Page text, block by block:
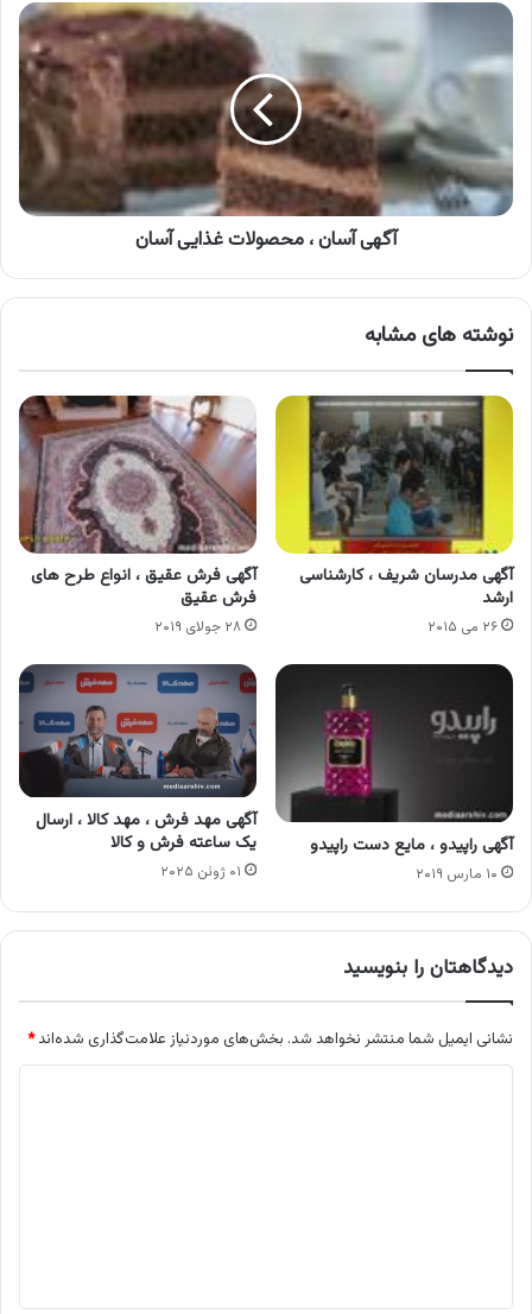
آگهی
،
محصولات
آسان
آگهی آسان ، محصولات غذایی آسان
نوشته های مشابه
آگهی مدرسان شریف ، کارشناسی
ارشد
۲۶ می ۲۰۱۵
آگهی فرش عقیق ، انواع طرح های
فرش عقیق
۲۸ جولای ۲۰۱۹
آگهی راپیدو ، مایع دست راپیدو
۱۰ مارس ۲۰۱۹
آگهی مهد فرش ، مهد کالا ، ارسال
یک ساعته فرش و کالا
۰۱ ژوئن ۲۰۲۵
دیدگاهتان را بنویسید
نشانی ایمیل شما منتشر نخواهد شد. بخش‌های موردنیاز علامت‌گذاری شده‌اند*